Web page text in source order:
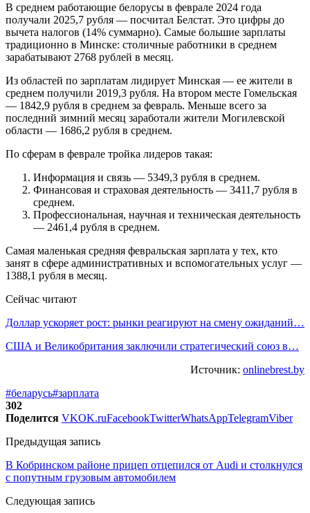
В среднем работающие белорусы в феврале 2024 года
получали 2025,7 рубля — посчитал Белстат. Это цифры до
вычета налогов (14% суммарно). Самые большие зарплаты
традиционно в Минске: столичные работники в среднем
зарабатывают 2768 рублей в месяц.
Из областей по зарплатам лидирует Минская — ее жители в
среднем получили 2019,3 рубля. На втором месте Гомельская
— 1842,9 рубля в среднем за февраль. Меньше всего за
последний зимний месяц заработали жители Могилевской
области — 1686,2 рубля в среднем.
По сферам в феврале тройка лидеров такая:
Информация и связь — 5349,3 рубля в среднем.
Финансовая и страховая деятельность — 3411,7 рубля в
среднем.
Профессиональная, научная и техническая деятельность
— 2461,4 рубля в среднем.
Самая маленькая средняя февральская зарплата у тех, кто
занят в сфере административных и вспомогательных услуг —
1388,1 рубля в месяц.
Сейчас читают
Доллар ускоряет рост: рынки реагируют на смену ожиданий…
США и Великобритания заключили стратегический союз в…
Источник: onlinebrest.by
#беларусь#зарплата
302
Поделится VKOK.ruFacebookTwitterWhatsAppTelegramViber
Предыдущая запись
В Кобринском районе прицеп отцепился от Audi и столкнулся
с попутным грузовым автомобилем
Следующая запись